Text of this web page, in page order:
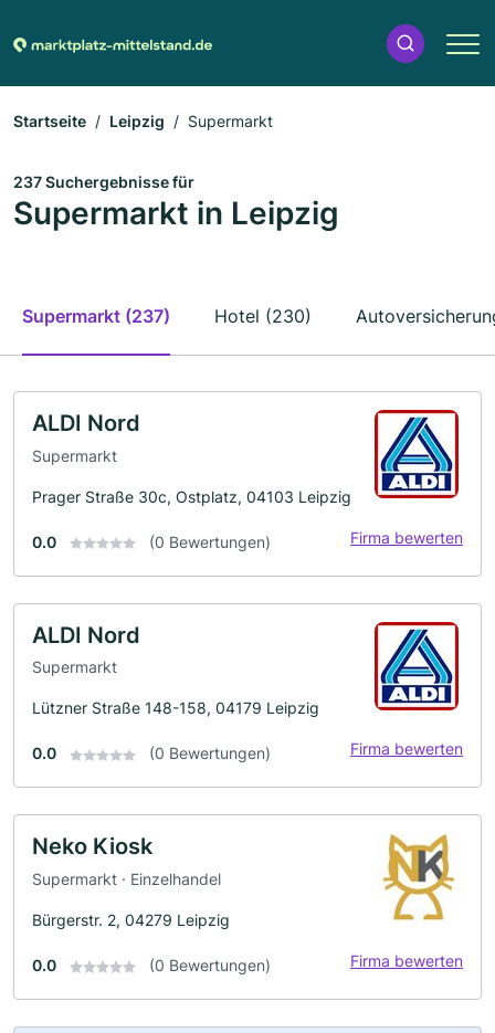
Startseite Leipzig Supermarkt
237 Suchergebnisse für
Supermarkt in Leipzig
Supermarkt (237) Hotel (230)
ALDI Nord
Supermarkt
Prager Straße 30c, Ostplatz, 04103 Leipzig
0.0 (0 Bewertungen) Firma bewerten
ALDI Nord
Supermarkt
Lützner Straße 148-158, 04179 Leipzig
0.0 (0 Bewertungen) Firma bewerten
Neko Kiosk
Supermarkt · Einzelhandel
Bürgerstr. 2, 04279 Leipzig
0.0 (0 Bewertungen) Firma bewerten